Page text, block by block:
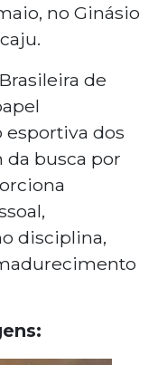
no Ginásio
de
dos
da busca por
disciplina,